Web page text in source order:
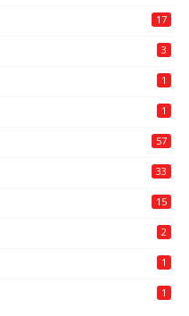
17
3
1
1
57
33
15
2
1
1